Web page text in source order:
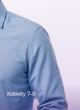
Kobiety 7-9